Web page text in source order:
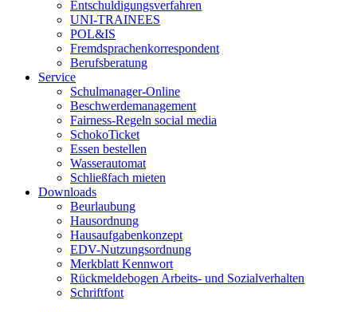
Entschuldigungsverfahren
UNI-TRAINEES
POL&IS
Fremdsprachenkorrespondent
Berufsberatung
Service
Schulmanager-Online
Beschwerdemanagement
Fairness-Regeln social media
SchokoTicket
Essen bestellen
Wasserautomat
Schließfach mieten
Downloads
Beurlaubung
Hausordnung
Hausaufgabenkonzept
EDV-Nutzungsordnung
Merkblatt Kennwort
Rückmeldebogen Arbeits- und Sozialverhalten
Schriftfont